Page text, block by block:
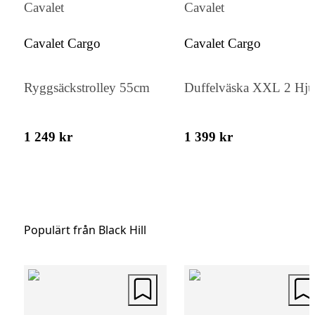
framsidan för enkel organisering av dina
axelrem med vadderad axelplatta gör den
säkerställer att dina saker är säkra under
Cavalet
Cavalet Cargo
Ryggsäckstrolley 55cm
1 249 kr
Cavalet
Cavalet Cargo
Duffelväska XXL 2
1 399 kr
Populärt från Black Hill